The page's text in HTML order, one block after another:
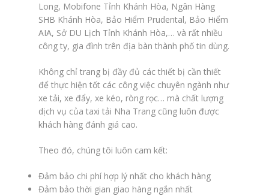
Long, Mobifone Tỉnh Khánh Hòa, Ngân Hàng
SHB Khánh Hòa, Bảo Hiểm Prudental, Bảo Hiểm
AIA, Sở DU Lịch Tỉnh Khánh Hòa,… và rất nhiều
công ty, gia đình trên địa bàn thành phố tin dùng.
Không chỉ trang bị đầy đủ các thiết bị cần thiết
để thực hiện tốt các công việc chuyên ngành như
xe tải, xe đẩy, xe kéo, ròng rọc… mà chất lượng
dịch vụ của taxi tải Nha Trang cũng luôn được
khách hàng đánh giá cao.
Theo đó, chúng tôi luôn cam kết:
Đảm bảo chi phí hợp lý nhất cho khách hàng
Đảm bảo thời gian giao hàng ngắn nhất